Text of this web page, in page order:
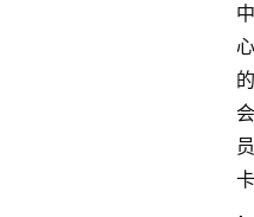
中
心
的
会
员
卡
，